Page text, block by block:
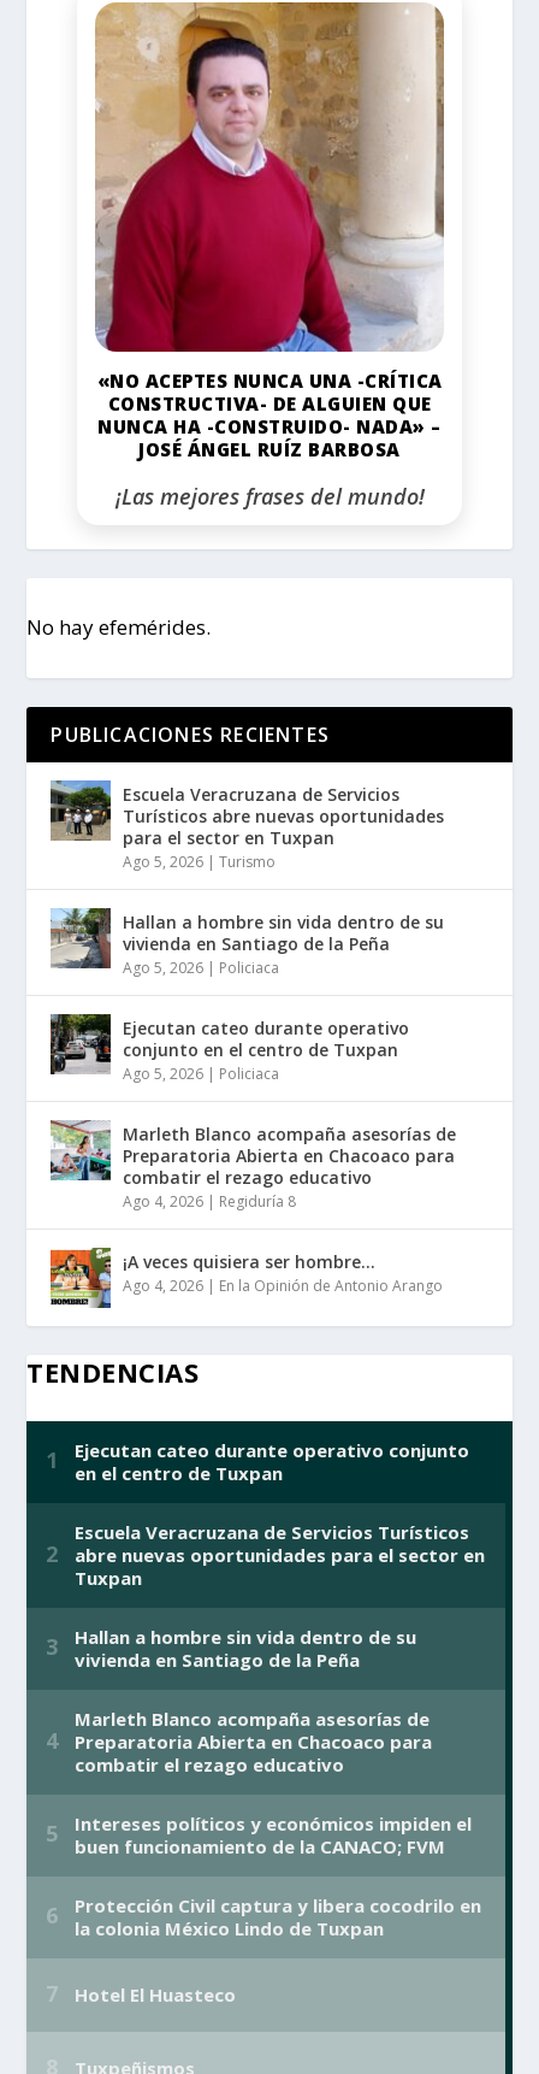
«NO ACEPTES NUNCA UNA -CRÍTICA
CONSTRUCTIVA- DE ALGUIEN QUE
NUNCA HA -CONSTRUIDO- NADA» –
JOSÉ ÁNGEL RUÍZ BARBOSA
¡Las mejores frases del mundo!
No hay efemérides.
PUBLICACIONES RECIENTES
Escuela Veracruzana de Servicios
Turísticos abre nuevas oportunidades
para el sector en Tuxpan
Ago 5, 2026 |Turismo
Hallan a hombre sin vida dentro de su
vivienda en Santiago de la Peña
Ago 5, 2026 | Policiaca
Ejecutan cateo durante operativo
conjunto en el centro de Tuxpan
Ago 5, 2026 | Policiaca
Marleth Blanco acompaña asesorías de
Preparatoria Abierta en Chacoaco para
combatir el rezago educativo
Ago 4, 2026 | Regiduría 8
¡A veces quisiera ser hombre…
Ago 4, 2026 | En la Opinión de Antonio Arango
TENDENCIAS